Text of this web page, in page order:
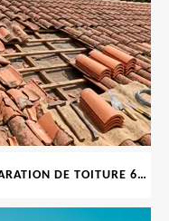
RÉPARATION DE TOITURE 69 RHONE, TUILES CASSÉES OU ABIMÉES